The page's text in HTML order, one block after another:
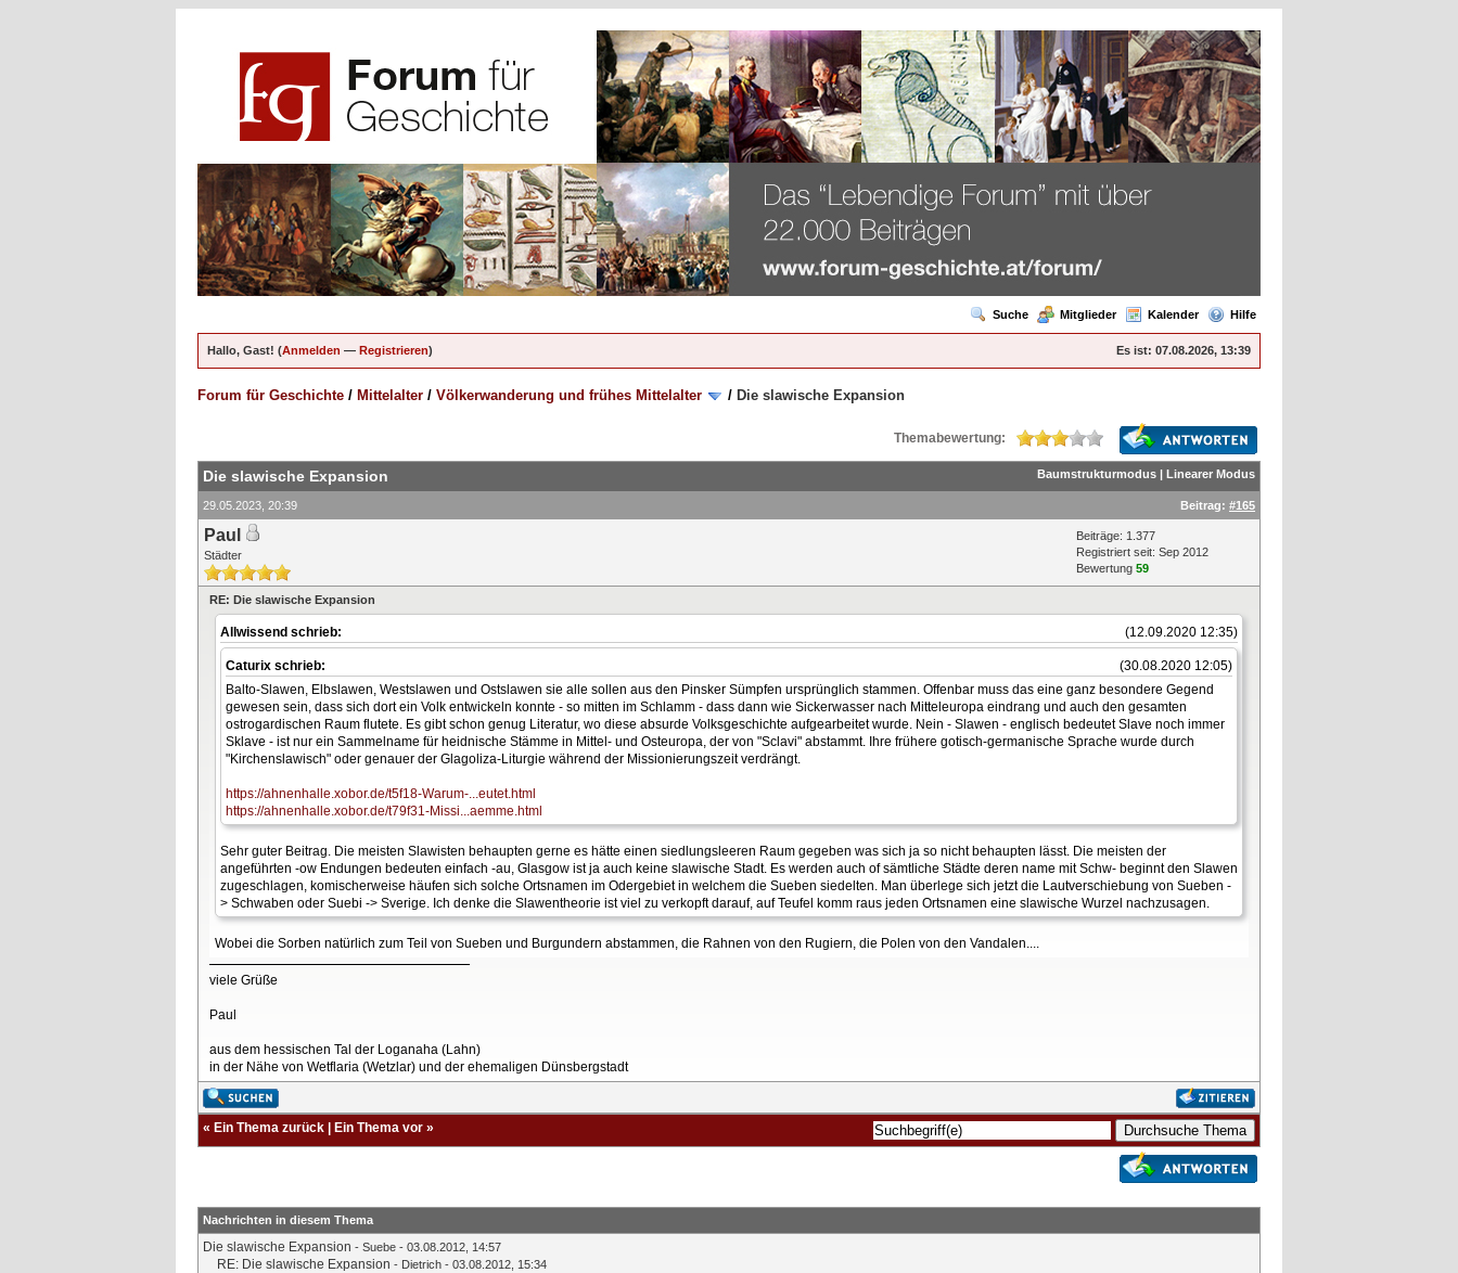
Suche Mitglieder Kalender Hilfe
Es ist: 07.08.2026, 13:39
Hallo, Gast! (Anmelden — Registrieren)
Forum für Geschichte / Mittelalter / Völkerwanderung und frühes Mittelalter / Die slawische Expansion
Themabewertung:
Baumstrukturmodus | Linearer Modus
Die slawische Expansion
29.05.2023, 20:39 Beitrag: #165
Paul
Städter
Beiträge: 1.377
Registriert seit: Sep 2012
Bewertung 59
RE: Die slawische Expansion
(12.09.2020 12:35)
Allwissend schrieb:
(30.08.2020 12:05)
Caturix schrieb:
Balto-Slawen, Elbslawen, Westslawen und Ostslawen sie alle sollen aus den Pinsker Sümpfen ursprünglich stammen. Offenbar muss das eine ganz besondere Gegend
gewesen sein, dass sich dort ein Volk entwickeln konnte - so mitten im Schlamm - dass dann wie Sickerwasser nach Mitteleuropa eindrang und auch den gesamten
ostrogardischen Raum flutete. Es gibt schon genug Literatur, wo diese absurde Volksgeschichte aufgearbeitet wurde. Nein - Slawen - englisch bedeutet Slave noch immer
Sklave - ist nur ein Sammelname für heidnische Stämme in Mittel- und Osteuropa, der von "Sclavi" abstammt. Ihre frühere gotisch-germanische Sprache wurde durch
"Kirchenslawisch" oder genauer der Glagoliza-Liturgie während der Missionierungszeit verdrängt.
https://ahnenhalle.xobor.de/t5f18-Warum-...eutet.html
https://ahnenhalle.xobor.de/t79f31-Missi...aemme.html
Sehr guter Beitrag. Die meisten Slawisten behaupten gerne es hätte einen siedlungsleeren Raum gegeben was sich ja so nicht behaupten lässt. Die meisten der
angeführten -ow Endungen bedeuten einfach -au, Glasgow ist ja auch keine slawische Stadt. Es werden auch of sämtliche Städte deren name mit Schw- beginnt den Slawen
zugeschlagen, komischerweise häufen sich solche Ortsnamen im Odergebiet in welchem die Sueben siedelten. Man überlege sich jetzt die Lautverschiebung von Sueben -
> Schwaben oder Suebi -> Sverige. Ich denke die Slawentheorie ist viel zu verkopft darauf, auf Teufel komm raus jeden Ortsnamen eine slawische Wurzel nachzusagen.
Wobei die Sorben natürlich zum Teil von Sueben und Burgundern abstammen, die Rahnen von den Rugiern, die Polen von den Vandalen....
viele Grüße
Paul
aus dem hessischen Tal der Loganaha (Lahn)
in der Nähe von Wetflaria (Wetzlar) und der ehemaligen Dünsbergstadt
« Ein Thema zurück Ein Thema vor »
Nachrichten in diesem Thema
Die slawische Expansion - Suebe - 03.08.2012, 14:57
RE: Die slawische Expansion - Dietrich - 03.08.2012, 15:34